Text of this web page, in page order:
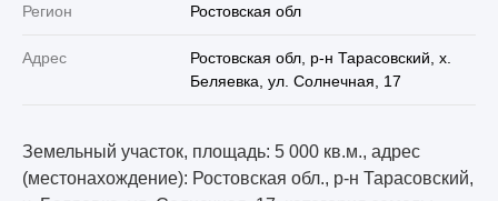
Регион Ростовская обл
Адрес
Ростовская обл, р-н Тарасовский, х.
Беляевка, ул. Солнечная, 17
Земельный участок, площадь: 5 000 кв.м., адрес
(местонахождение): Ростовская обл., р-н Тарасовский,